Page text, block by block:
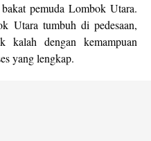
pemuda Lombok Utara.
Utara tumbuh di pedesaan,
kalah dengan kemampuan
yang lengkap.